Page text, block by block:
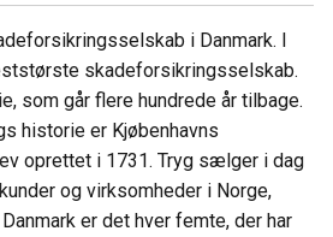
i Danmark. I
skadeforsikringsselskab.
som går flere hundrede år tilbage.
historie er Kjøbenhavns
oprettet i 1731. Tryg sælger i dag
og virksomheder i Norge,
er det hver femte, der har